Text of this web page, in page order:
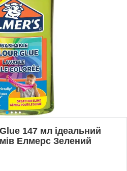
147 мл ідеальний
Елмерс Зелений